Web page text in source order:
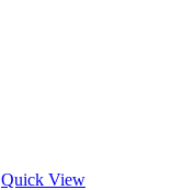
Quick View